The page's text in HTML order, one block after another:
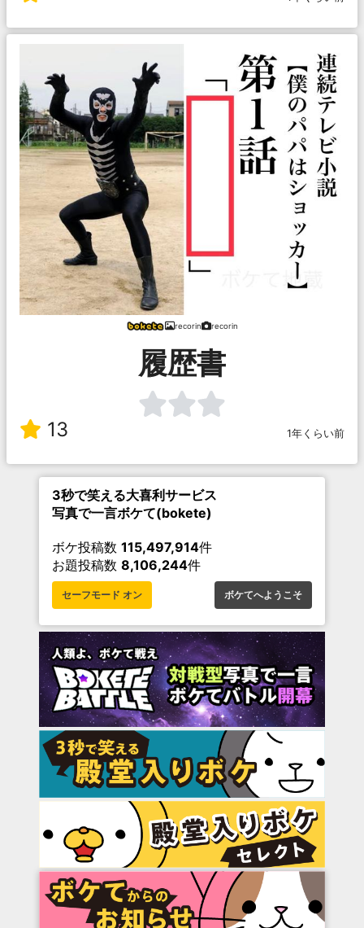
recorin recorin
履歴書
13 1年くらい前
3秒で笑える大喜利サービス
写真で一言ボケて(bokete)
ボケ投稿数 115,497,914件
お題投稿数 8,106,244件
セーフモード オン ボケてへようこそ